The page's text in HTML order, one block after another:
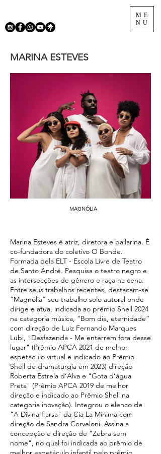
ME
NU
MARINA ESTEVES
MAGNÓLIA
Marina Esteves é atriz, diretora e bailarina. É
co-fundadora do coletivo O Bonde.
Formada pela ELT - Escola Livre de Teatro
de Santo André. Pesquisa o teatro negro e
as intersecções de gênero e raça na cena.
Entre seus trabalhos recentes, destacam-se
“Magnólia” seu trabalho solo autoral onde
dirige e atua, indicada ao prêmio Shell 2024
na categoria música, “Bom dia, eternidade”
com direção de Luiz Fernando Marques
Lubi, "Desfazenda - Me enterrem fora desse
lugar" (Prêmio APCA 2021 de melhor
espetáculo virtual e indicado ao Prêmio
Shell de dramaturgia em 2023) direção
Roberta Estrela d’Alva e "Gota d’água
Preta" (Prêmio APCA 2019 de melhor
direção e indicado ao Prêmio Shell na
categoria inovação). Integrou o elenco de
"A Divina Farsa" da Cia La Mínima com
direção de Sandra Corveloni. Assina a
concepção e direção de “Zebra sem
nome", no qual foi indicada ao prêmio de